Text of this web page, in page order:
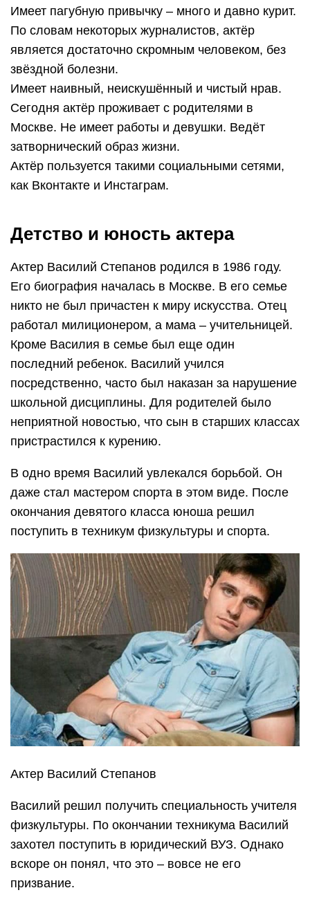
Имеет пагубную привычку – много и давно курит.
По словам некоторых журналистов, актёр
является достаточно скромным человеком, без
звёздной болезни.
Имеет наивный, неискушённый и чистый нрав.
Сегодня актёр проживает с родителями в
Москве. Не имеет работы и девушки. Ведёт
затворнический образ жизни.
Актёр пользуется такими социальными сетями,
как Вконтакте и Инстаграм.
Детство и юность актера
Актер Василий Степанов родился в 1986 году.
Его биография началась в Москве. В его семье
никто не был причастен к миру искусства. Отец
работал милиционером, а мама – учительницей.
Кроме Василия в семье был еще один
последний ребенок. Василий учился
посредственно, часто был наказан за нарушение
школьной дисциплины. Для родителей было
неприятной новостью, что сын в старших классах
пристрастился к курению.
В одно время Василий увлекался борьбой. Он
даже стал мастером спорта в этом виде. После
окончания девятого класса юноша решил
поступить в техникум физкультуры и спорта.
Актер Василий Степанов
Василий решил получить специальность учителя
физкультуры. По окончании техникума Василий
захотел поступить в юридический ВУЗ. Однако
вскоре он понял, что это – вовсе не его
призвание.